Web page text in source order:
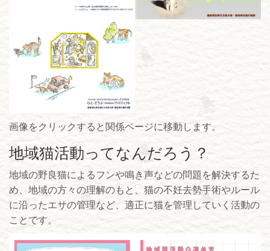
画像をクリックすると関係ページに移動します。
地域猫活動ってなんだろう？
地域の野良猫によるフンや鳴き声などの問題を解決するた
め、地域の方々の理解のもと、猫の不妊去勢手術やルール
に沿ったエサの管理など、適正に猫を管理していく活動の
ことです。